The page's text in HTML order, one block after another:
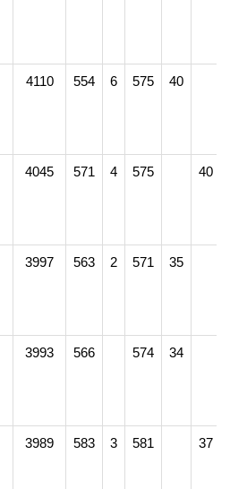
4110 554 6 575 40
4045 571 4 575 40
3997 563 2 571 35
3993 566 574 34
3989 583 3 581 37